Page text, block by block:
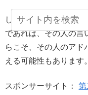
しかし、ソムリエ検定
であれば、その人の言
らこそ、その人のアド
える可能性もあります。
スポンサーサイト： 第